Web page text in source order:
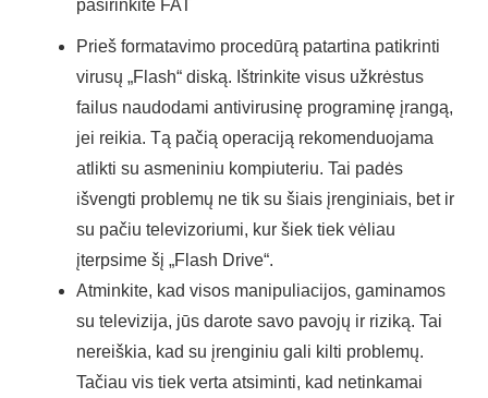
pasirinkite FAT
Prieš formatavimo procedūrą patartina patikrinti
virusų „Flash“ diską. Ištrinkite visus užkrėstus
failus naudodami antivirusinę programinę įrangą,
jei reikia. Tą pačią operaciją rekomenduojama
atlikti su asmeniniu kompiuteriu. Tai padės
išvengti problemų ne tik su šiais įrenginiais, bet ir
su pačiu televizoriumi, kur šiek tiek vėliau
įterpsime šį „Flash Drive“.
Atminkite, kad visos manipuliacijos, gaminamos
su televizija, jūs darote savo pavojų ir riziką. Tai
nereiškia, kad su įrenginiu gali kilti problemų.
Tačiau vis tiek verta atsiminti, kad netinkamai